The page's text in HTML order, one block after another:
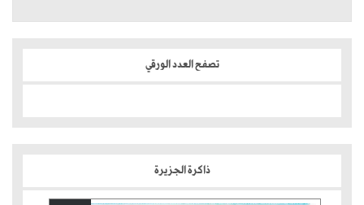
تصفح العدد الورقي
ذاكرة الجزيرة